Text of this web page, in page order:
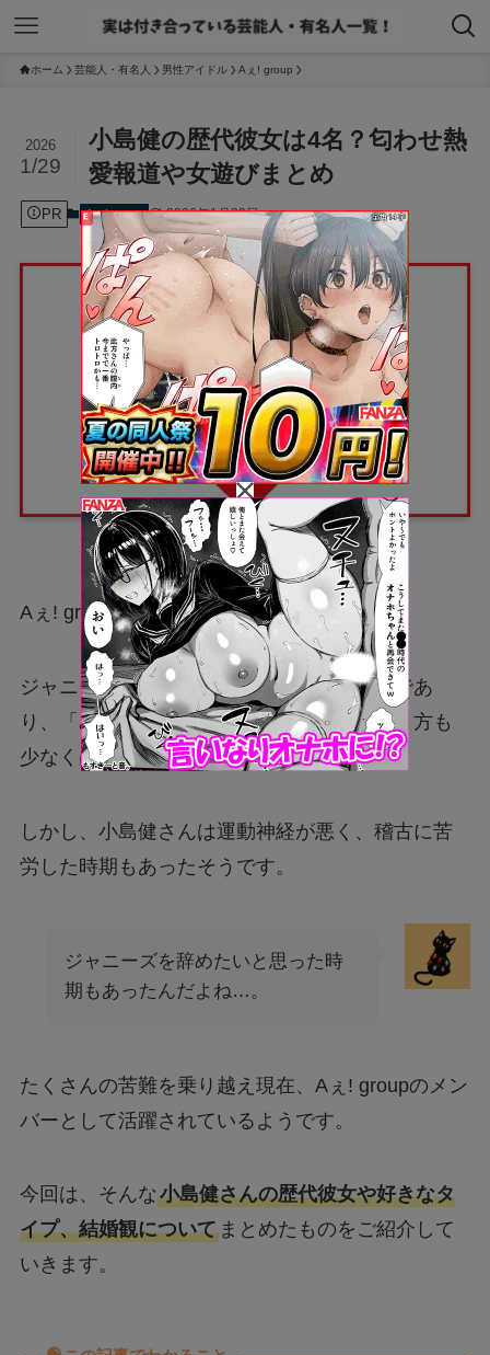
ホーム 芸能人・有名人 男性アイドル Aぇ! group
小島健の歴代彼女は4名？匂わせ熱
愛報道や女遊びまとめ
2026
1/29
PR Aぇ! group 2026年1月29日
Aぇ! groupのリーダーを務める小島健さん。
ジャニーズといえば歌って踊ってのお仕事であ
り、「みんな運動神経が良さそう！」と思う方も
少なくはないですよね。
しかし、小島健さんは運動神経が悪く、稽古に苦
労した時期もあったそうです。
ジャニーズを辞めたいと思った時
期もあったんだよね…。
たくさんの苦難を乗り越え現在、Aぇ! groupのメン
バーとして活躍されているようです。
今回は、そんな小島健さんの歴代彼女や好きなタ
イプ、結婚観についてまとめたものをご紹介して
いきます。